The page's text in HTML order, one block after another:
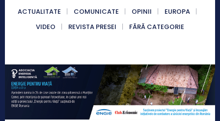
ACTUALITATE COMUNICATE OPINII
EUROPA
VIDEO
REVISTA PRESEI FĂRĂ CATEGORIE